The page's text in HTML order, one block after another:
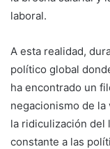
laboral.
A esta realidad,
político global
ha encontrado un
negacionismo de
la ridiculización del
constante a las